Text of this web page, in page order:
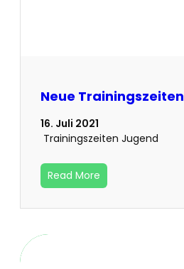
Neue Trainingszeiten
16. Juli 2021
Trainingszeiten Jugend
Read More